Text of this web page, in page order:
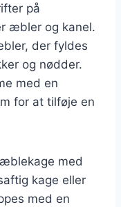
på
æbler og kanel.
der fyldes
og nødder.
med en
for at tilføje en
med
kage eller
med en